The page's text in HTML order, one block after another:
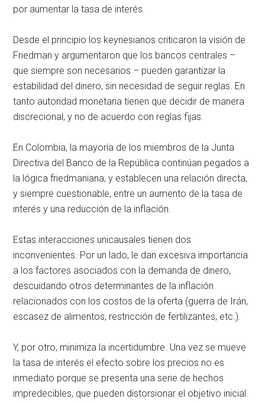
por aumentar la tasa de interés.
Desde el principio los keynesianos criticaron la visión de
Friedman y argumentaron que los bancos centrales –
que siempre son necesarios – pueden garantizar la
estabilidad del dinero, sin necesidad de seguir reglas. En
tanto autoridad monetaria tienen que decidir de manera
discrecional, y no de acuerdo con reglas fijas.
En Colombia, la mayoría de los miembros de la Junta
Directiva del Banco de la República continúan pegados a
la lógica friedmaniana, y establecen una relación directa,
y siempre cuestionable, entre un aumento de la tasa de
interés y una reducción de la inflación.
Estas interacciones unicausales tienen dos
inconvenientes. Por un lado, le dan excesiva importancia
a los factores asociados con la demanda de dinero,
descuidando otros determinantes de la inflación
relacionados con los costos de la oferta (guerra de Irán,
escasez de alimentos, restricción de fertilizantes, etc.).
Y, por otro, minimiza la incertidumbre. Una vez se mueve
la tasa de interés el efecto sobre los precios no es
inmediato porque se presenta una serie de hechos
impredecibles, que pueden distorsionar el objetivo inicial.